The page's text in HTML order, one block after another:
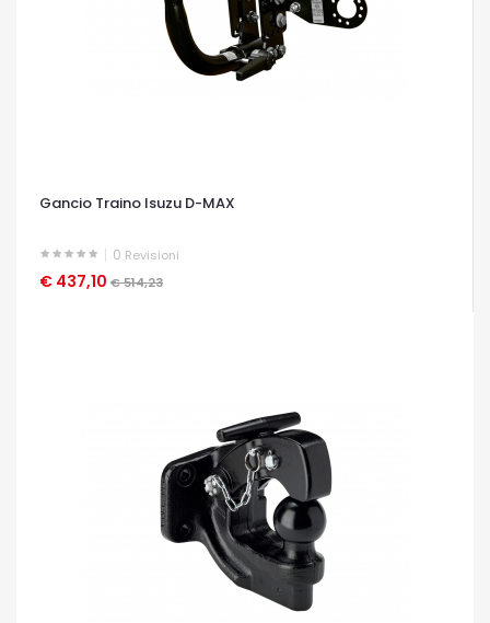
Gancio Traino Isuzu D-MAX
0 Revisioni
€ 437,10 € 514,23
OCCHIATA VELOCE